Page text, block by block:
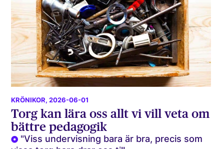
KRÖNIKOR, 2026-06-01
Torg kan lära oss allt vi vill veta om
bättre pedagogik
"Viss undervisning bara är bra, precis som